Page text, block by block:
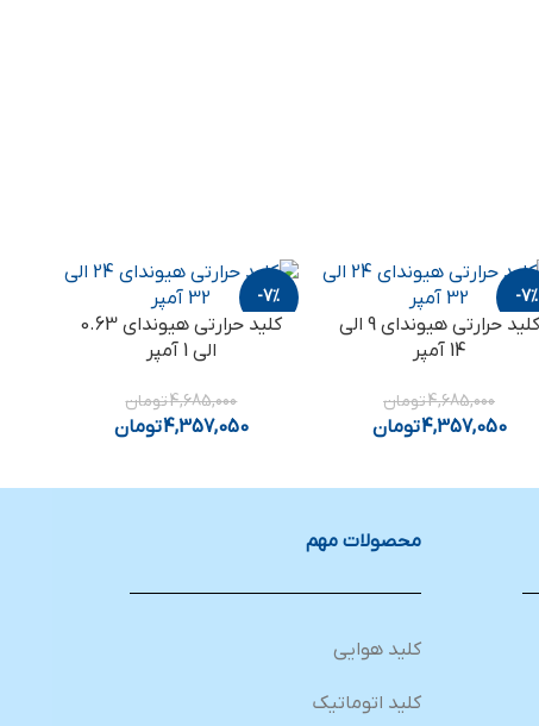
-7%
کلید حرارتی هیوندای 9 الی
14 آمپر
4,685,000تومان
4,357,050تومان
-7%
کلید حرارتی هیوندای 0.63
الی 1 آمپر
4,685,000تومان
4,357,050تومان
محصولات مهم
کلید هوایی
کلید اتوماتیک